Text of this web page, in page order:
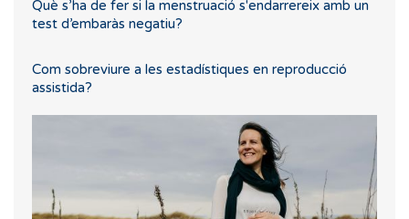
Què s’ha de fer si la menstruació s'endarrereix amb un
test d’embaràs negatiu?
Com sobreviure a les estadístiques en reproducció
assistida?